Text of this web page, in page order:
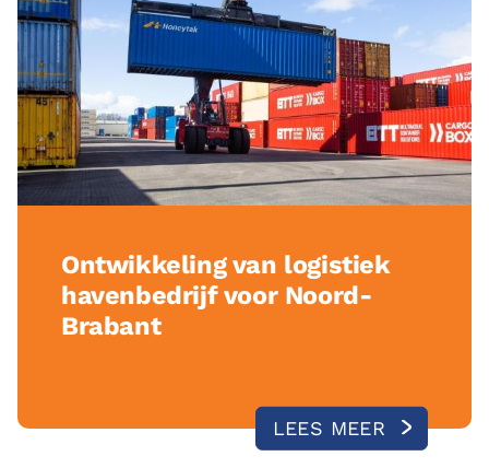
Ontwikkeling van logistiek
havenbedrijf voor Noord-
Brabant
LEES MEER